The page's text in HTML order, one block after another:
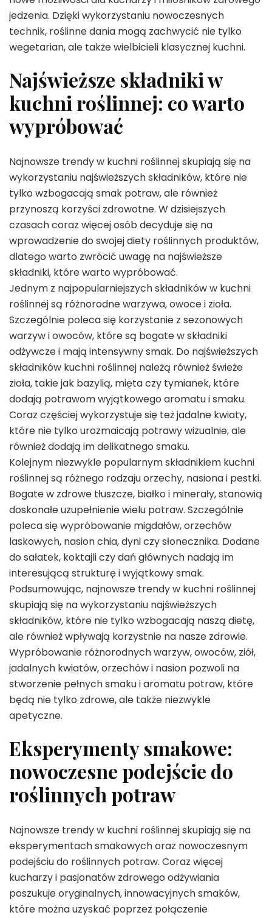
jedzenia. Dzięki wykorzystaniu nowoczesnych
technik, roślinne dania mogą zachwycić nie tylko
wegetarian, ale także wielbicieli klasycznej kuchni.
Najświeższe składniki w
kuchni roślinnej: co warto
wypróbować
Najnowsze trendy w kuchni roślinnej skupiają się na
wykorzystaniu najświeższych składników, które nie
tylko wzbogacają smak potraw, ale również
przynoszą korzyści zdrowotne. W dzisiejszych
czasach coraz więcej osób decyduje się na
wprowadzenie do swojej diety roślinnych produktów,
dlatego warto zwrócić uwagę na najświeższe
składniki, które warto wypróbować.
Jednym z najpopularniejszych składników w kuchni
roślinnej są różnorodne warzywa, owoce i zioła.
Szczególnie poleca się korzystanie z sezonowych
warzyw i owoców, które są bogate w składniki
odżywcze i mają intensywny smak. Do najświeższych
składników kuchni roślinnej należą również świeże
zioła, takie jak bazylią, mięta czy tymianek, które
dodają potrawom wyjątkowego aromatu i smaku.
Coraz częściej wykorzystuje się też jadalne kwiaty,
które nie tylko urozmaicają potrawy wizualnie, ale
również dodają im delikatnego smaku.
Kolejnym niezwykle popularnym składnikiem kuchni
roślinnej są różnego rodzaju orzechy, nasiona i pestki.
Bogate w zdrowe tłuszcze, białko i minerały, stanowią
doskonałe uzupełnienie wielu potraw. Szczególnie
poleca się wypróbowanie migdałów, orzechów
laskowych, nasion chia, dyni czy słonecznika. Dodane
do sałatek, koktajli czy dań głównych nadają im
interesującą strukturę i wyjątkowy smak.
Podsumowując, najnowsze trendy w kuchni roślinnej
skupiają się na wykorzystaniu najświeższych
składników, które nie tylko wzbogacają naszą dietę,
ale również wpływają korzystnie na nasze zdrowie.
Wypróbowanie różnorodnych warzyw, owoców, ziół,
jadalnych kwiatów, orzechów i nasion pozwoli na
stworzenie pełnych smaku i aromatu potraw, które
będą nie tylko zdrowe, ale także niezwykle
apetyczne.
Eksperymenty smakowe:
nowoczesne podejście do
roślinnych potraw
Najnowsze trendy w kuchni roślinnej skupiają się na
eksperymentach smakowych oraz nowoczesnym
podejściu do roślinnych potraw. Coraz więcej
kucharzy i pasjonatów zdrowego odżywiania
poszukuje oryginalnych, innowacyjnych smaków,
które można uzyskać poprzez połączenie